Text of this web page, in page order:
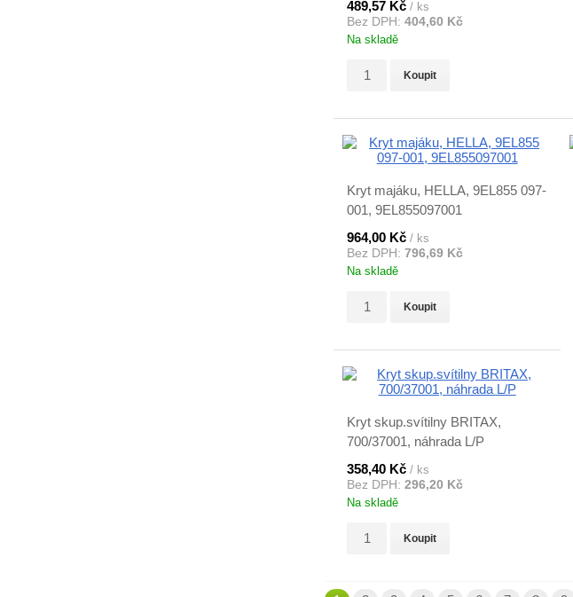
489,57 Kč / ks
Bez DPH: 404,60 Kč
Na skladě
Koupit
Kryt majáku, HELLA, 9EL855 097-
001, 9EL855097001
964,00 Kč / ks
Bez DPH: 796,69 Kč
Na skladě
Koupit
Kryt skup.svítilny BRITAX,
700/37001, náhrada L/P
358,40 Kč / ks
Bez DPH: 296,20 Kč
Na skladě
Koupit